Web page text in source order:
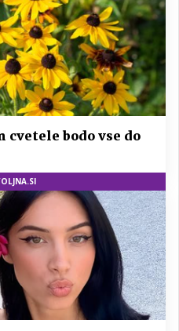
cvetele bodo vse do